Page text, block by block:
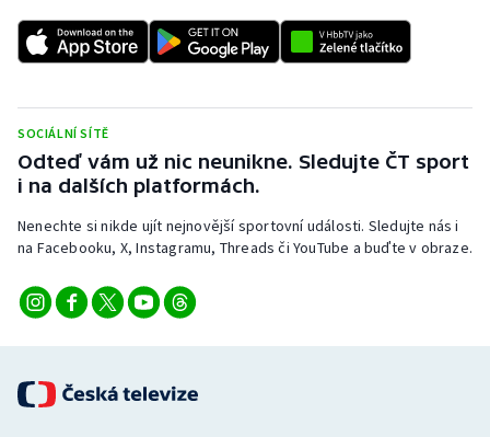
Short track
Triatlon
Veslování
Vodní slalom
Ostatní
SOCIÁLNÍ SÍTĚ
Odteď vám už nic neunikne. Sledujte ČT sport
i na dalších platformách.
Nenechte si nikde ujít nejnovější sportovní události. Sledujte nás i
na Facebooku, X, Instagramu, Threads či YouTube a buďte v obraze.